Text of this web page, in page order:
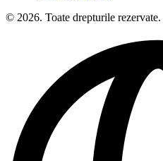
© 2026. Toate drepturile rezervate.